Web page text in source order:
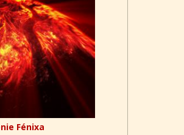
Fénixa